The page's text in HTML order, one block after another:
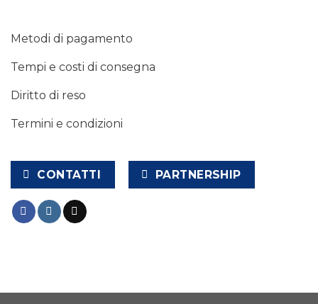
Metodi di pagamento
Tempi e costi di consegna
Diritto di reso
Termini e condizioni
CONTATTI PARTNERSHIP